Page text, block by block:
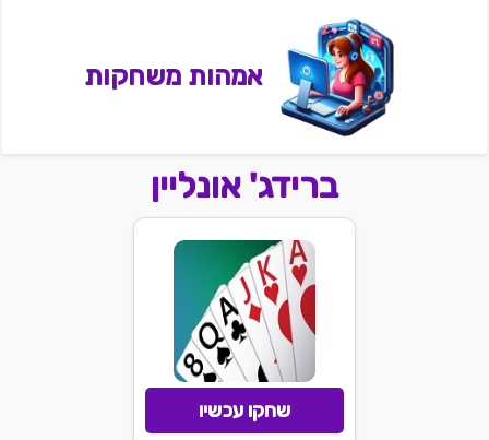
אמהות משחקות
ברידג' אונליין
שחקו עכשיו